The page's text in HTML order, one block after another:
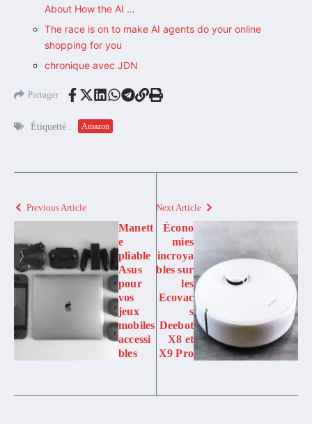
About How the AI …
The race is on to make AI agents do your online
shopping for you
chronique avec JDN
Partager
Étiquetté : Amazon
Previous Article
Manett
e
pliable
Asus
pour
vos
jeux
mobiles
accessi
bles
Next Article
Écono
mies
incroya
bles sur
les
Ecovac
s
Deebot
X8 et
X9 Pro